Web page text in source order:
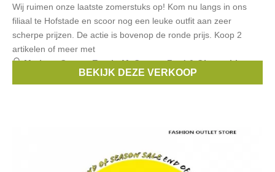
Wij ruimen onze laatste zomerstuks op! Kom nu langs in ons
filiaal te Hofstade en scoor nog een leuke outfit aan zeer
scherpe prijzen. De actie is bovenop de ronde prijs. Koop 2
artikelen of meer met
Merken:Guess,Esprit,McGregor,Fred & Ginger,Limon,
BEKIJK DEZE VERKOOP